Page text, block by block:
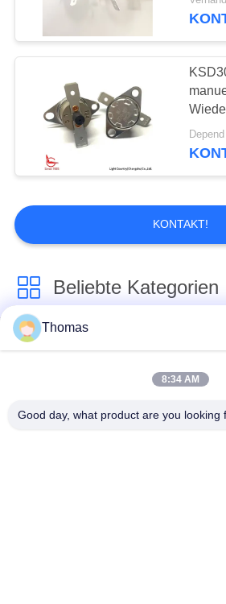
zum
in
KONTAKT!
Beliebte Kategorien
Thomas
8:34 AM
Good day, what product are you looking